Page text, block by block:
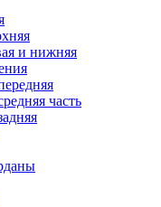
и нижняя
часть